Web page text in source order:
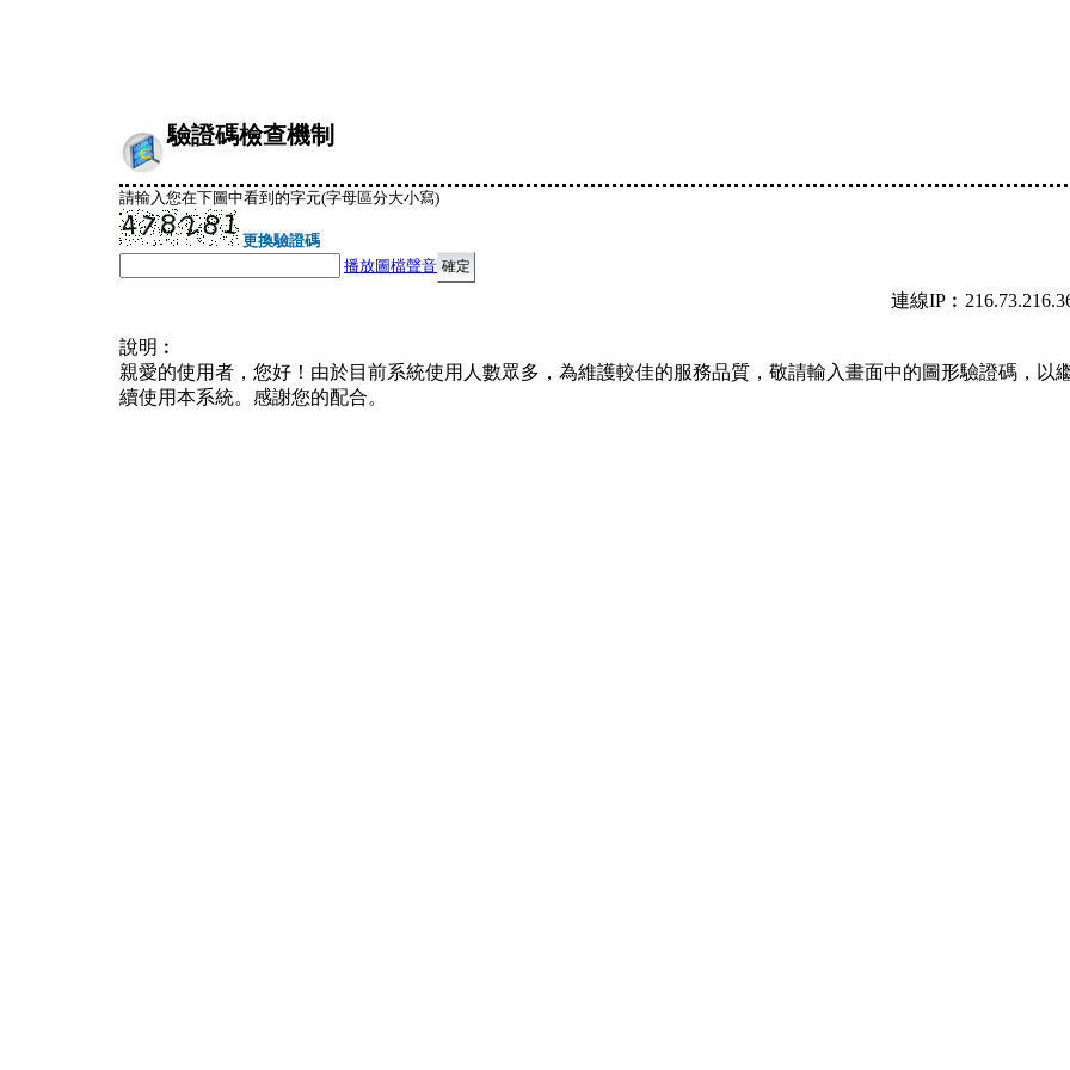
驗證碼檢查機制
請輸入您在下圖中看到的字元(字母區分大小寫)
更換驗證碼
播放圖檔聲音
連線
說明︰
親愛的使用者，您好！由於目前系統使用人數眾多，為維護較佳的服務品質，敬請輸入畫面中的圖形驗證碼，以
續使用本系統。感謝您的配合。